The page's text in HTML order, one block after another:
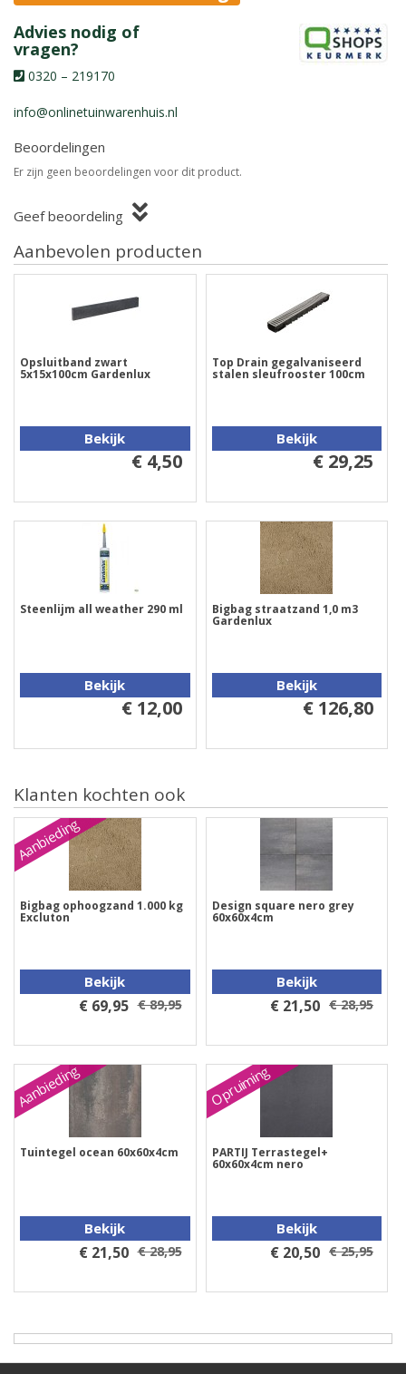
Advies nodig of
vragen?
0320 – 219170
info@onlinetuinwarenhuis.nl
Beoordelingen
Er zijn geen beoordelingen voor dit product.
Geef beoordeling
Aanbevolen producten
Opsluitband zwart
5x15x100cm Gardenlux
Bekijk
€ 4,50
Top Drain gegalvaniseerd
stalen sleufrooster 100cm
Bekijk
€ 29,25
Steenlijm all weather 290 ml
Bekijk
€ 12,00
Bigbag straatzand 1,0 m3
Gardenlux
Bekijk
€ 126,80
Klanten kochten ook
Aanbieding
Bigbag ophoogzand 1.000 kg
Excluton
Bekijk
€ 69,95 € 89,95
Design square nero grey
60x60x4cm
Bekijk
€ 21,50 € 28,95
Aanbieding
Tuintegel ocean 60x60x4cm
Bekijk
€ 21,50 € 28,95
Opruiming
PARTIJ Terrastegel+
60x60x4cm nero
Bekijk
€ 20,50 € 25,95